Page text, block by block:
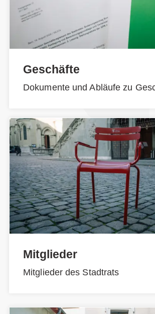
Geschäfte
Dokumente und Abläufe zu
Mitglieder
Mitglieder des Stadtrats